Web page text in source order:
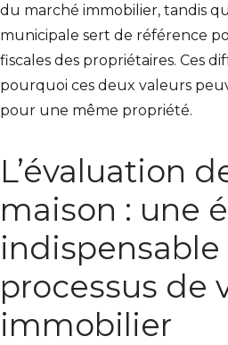
du marché immobilier, tandis
municipale sert de référence
fiscales des propriétaires. Ces
pourquoi ces deux valeurs
pour une même propriété.
L’évaluation
maison : une
indispensable
processus de
immobilier